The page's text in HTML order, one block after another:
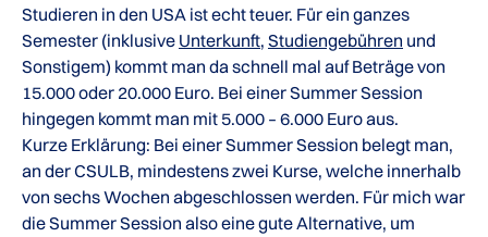
Studieren in den USA ist echt teuer. Für ein ganzes
Semester (inklusive Unterkunft, Studiengebühren und
Sonstigem) kommt man da schnell mal auf Beträge von
15.000 oder 20.000 Euro. Bei einer Summer Session
hingegen kommt man mit 5.000 – 6.000 Euro aus.
Kurze Erklärung: Bei einer Summer Session belegt man,
an der CSULB, mindestens zwei Kurse, welche innerhalb
von sechs Wochen abgeschlossen werden. Für mich war
die Summer Session also eine gute Alternative, um